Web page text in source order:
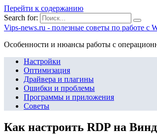
Перейти к содержанию
Search for:
Vips-news.ru - полезные советы по работе с
Особенности и нюансы работы с
Настройки
Оптимизация
Драйвера и плагины
Ошибки и проблемы
Программы и приложения
Советы
Как настроить RDP на